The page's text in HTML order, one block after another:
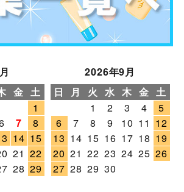
金 土
1
7
8
14 15
21 22
28 29
2026年9月
日
月 火 水 木 金 土
1
2 3 4
5
6
7 8 9 10 11 12
13 14 15 16 17 18 19
20 21 22 23 24 25 26
27 28 29 30